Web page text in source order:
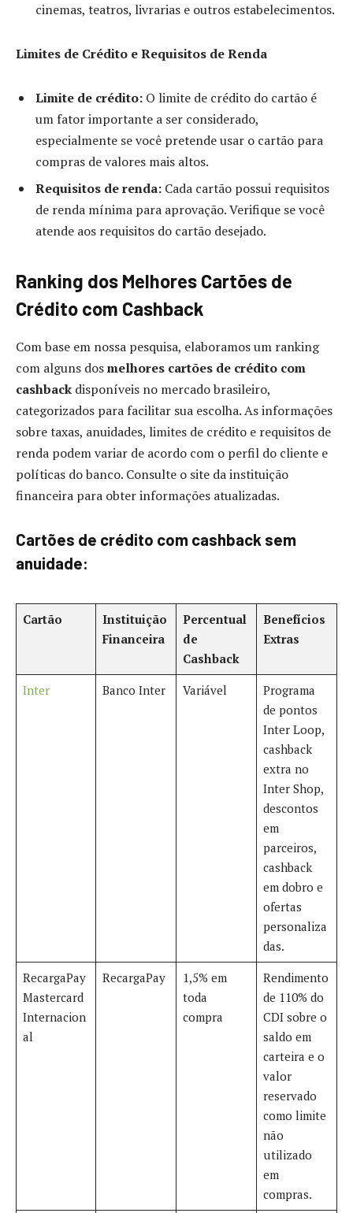
cinemas, teatros, livrarias e outros estabelecimentos.
Limites de Crédito e Requisitos de Renda
Limite de crédito: O limite de crédito do cartão é
um fator importante a ser considerado,
especialmente se você pretende usar o cartão para
compras de valores mais altos.
Requisitos de renda: Cada cartão possui requisitos
de renda mínima para aprovação. Verifique se você
atende aos requisitos do cartão desejado.
Ranking dos Melhores Cartões de
Crédito com Cashback
Com base em nossa pesquisa, elaboramos um ranking
com alguns dosmelhores cartões de crédito com
cashback disponíveis no mercado brasileiro,
categorizados para facilitar sua escolha. As informações
sobre taxas, anuidades, limites de crédito e requisitos de
renda podem variar de acordo com o perfil do cliente e
políticas do banco. Consulte o site da instituição
financeira para obter informações atualizadas.
Cartões de crédito com cashback sem
anuidade:
Cartão
Instituição
Financeira
Percentual
de
Cashback
Benefícios
Extras
Inter Banco Inter Variável
Programa
de pontos
Inter Loop,
cashback
extra no
Inter Shop,
descontos
em
parceiros,
cashback
em dobro e
ofertas
personaliza
das.
RecargaPay
Mastercard
Internacion
al
RecargaPay
1,5% em
toda
compra
Rendimento
de 110% do
CDI sobre o
saldo em
carteira e o
valor
reservado
como limite
não
utilizado
em
compras.